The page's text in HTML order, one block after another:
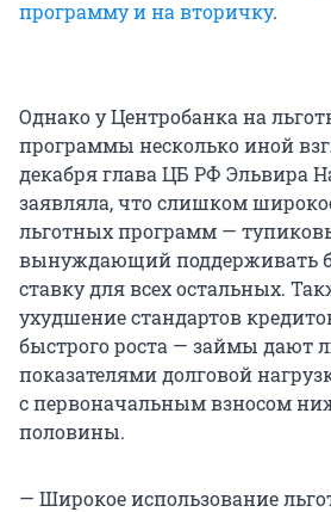
программу и на вторичку.
Однако у Центробанка на
программы несколько иной
декабря глава ЦБ РФ Эльвира
заявляла, что слишком
льготных программ —
вынуждающий поддерживать
ставку для всех остальных.
ухудшение стандартов
быстрого роста — займы дают
показателями долговой
с первоначальным взносом
половины.
— Широкое использование